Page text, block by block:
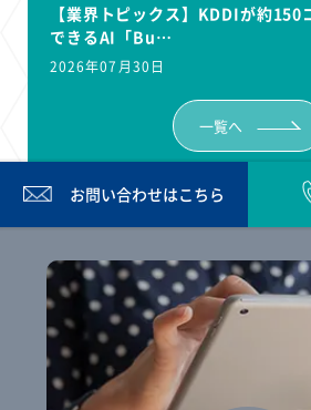
【業界トピックス】KDDIが約150
できるAI「Bu…
2026年07月30日
一覧へ
お問い合わせはこちら